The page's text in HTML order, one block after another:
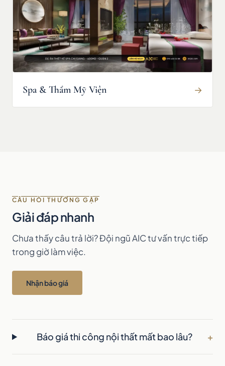
Spa & Thẩm Mỹ Viện →
CÂU HỎI THƯỜNG GẶP
Giải đáp nhanh
Chưa thấy câu trả lời? Đội ngũ AIC tư vấn trực tiếp
trong giờ làm việc.
Nhận báo giá
Báo giá thi công nội thất mất bao lâu? +